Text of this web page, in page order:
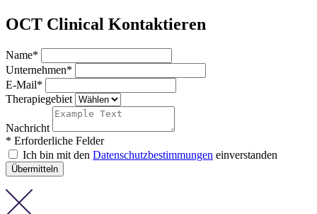
OCT Clinical Kontaktieren
Name*
Unternehmen*
E-Mail*
Therapiegebiet
Nachricht
* Erforderliche Felder
Ich bin mit den Datenschutzbestimmungen einverstanden